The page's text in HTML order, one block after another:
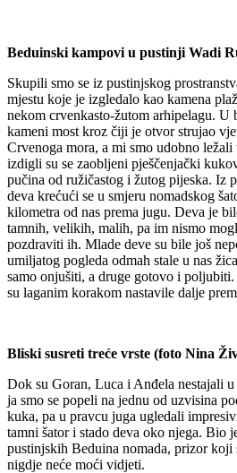
Beduinski kampovi u pustinji Wadi
Skupili smo se iz pustinjskog
mjestu koje je izgledalo kao kamena
nekom crvenkasto-žutom arhipelagu. U
kameni most kroz čiji je otvor strujao
Crvenoga mora, a mi smo udobno
izdigli su se zaobljeni pješčenjački
pučina od ružičastog i žutog pijeska. Iz
deva krećući se u smjeru nomadskog
kilometra od nas prema jugu. Deva je
tamnih, velikih, malih, pa im nismo
pozdraviti ih. Mlade deve su bile još
umiljatog pogleda odmah stale u nas
samo onjušiti, a druge gotovo i
su laganim korakom nastavile dalje
Bliski susreti treće vrste (foto Nina
Dok su Goran, Luca i Anđela nestajali
ja smo se popeli na jednu od uzvisina
kuka, pa u pravcu juga ugledali
tamni šator i stado deva oko njega. Bio
pustinjskih Beduina nomada, prizor koji
nigdje neće moći vidjeti.